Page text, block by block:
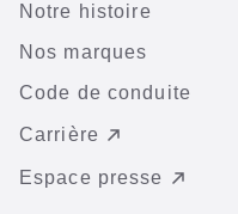
Notre histoire
Nos marques
Code de conduite
Carrière
Espace presse